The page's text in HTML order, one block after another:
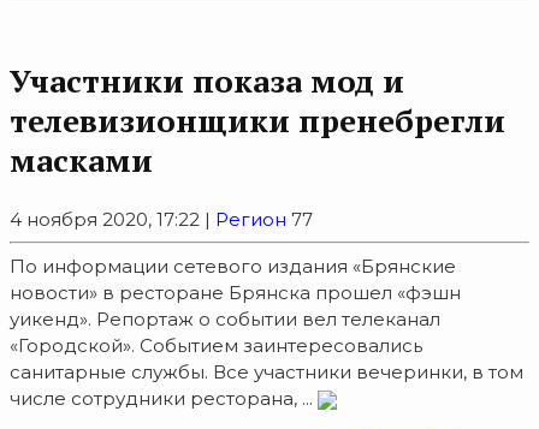
Участники показа мод и
телевизионщики пренебрегли
масками
4 ноября 2020, 17:22 | Регион 77
По информации сетевого издания «Брянские
новости» в ресторане Брянска прошел «фэшн
уикенд». Репортаж о событии вел телеканал
«Городской». Событием заинтересовались
санитарные службы. Все участники вечеринки, в том
числе сотрудники ресторана, ...